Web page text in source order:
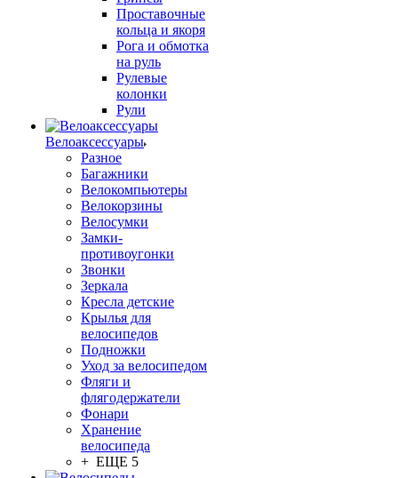
Проставочные
кольца и якоря
Рога и обмотка
на руль
Рулевые
колонки
Рули
Велоаксессуары
Разное
Багажники
Велокомпьютеры
Велокорзины
Велосумки
Замки-
противоугонки
Звонки
Зеркала
Кресла детские
Крылья для
велосипедов
Подножки
Уход за велосипедом
Фляги и
флягодержатели
Фонари
Хранение
велосипеда
+ ЕЩЕ 5